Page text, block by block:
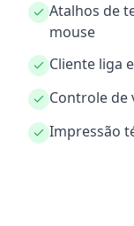
Atalhos de
mouse
Cliente liga
Controle de
Impressão